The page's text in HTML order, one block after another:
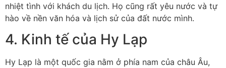
nhiệt tình với khách du lịch. Họ cũng rất yêu nước và tự
hào về nền văn hóa và lịch sử của đất nước mình.
4. Kinh tế của Hy Lạp
Hy Lạp là một quốc gia nằm ở phía nam của châu Âu,